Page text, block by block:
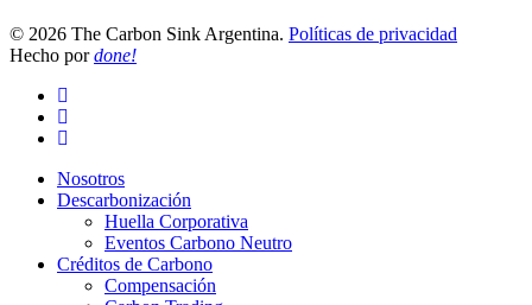
© 2026 The Carbon Sink Argentina. Políticas de privacidad
Hecho pordone!
Nosotros
Descarbonización
Huella Corporativa
Eventos Carbono Neutro
Créditos de Carbono
Compensación